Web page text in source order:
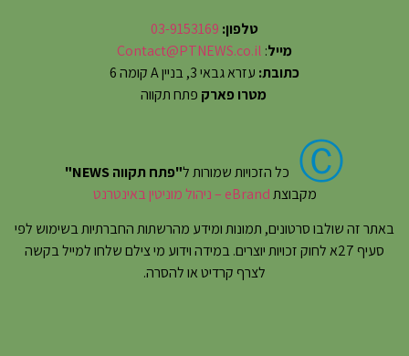
טלפון: 03-9153169
מייל:
Contact@PTNEWS.co.il
כתובת: עזרא גבאי 3, בניין A קומה 6
מטרו פארק פתח תקווה
Ⓒ כל הזכויות שמורות ל"פתח תקווה NEWS"
מקבוצתeBrand – ניהול מוניטין באינטרנט
באתר זה שולבו סרטונים, תמונות ומידע מהרשתות החברתיות בשימוש לפי
סעיף 27א לחוק זכויות יוצרים. במידה וידוע מי צילם שלחו למייל בקשה
לצרף קרדיט או להסרה.